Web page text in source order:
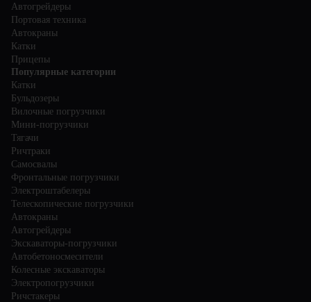
Автогрейдеры
Портовая техника
Автокраны
Катки
Прицепы
Популярные категории
Катки
Бульдозеры
Вилочные погрузчики
Мини-погрузчики
Тягачи
Ричтраки
Самосвалы
Фронтальные погрузчики
Электроштабелеры
Телескопические погрузчики
Автокраны
Автогрейдеры
Экскаваторы-погрузчики
Автобетоносмесители
Колесные экскаваторы
Электропогрузчики
Ричстакеры